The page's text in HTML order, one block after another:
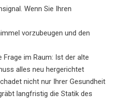
Wenn Sie Ihren
vorzubeugen und den
im Raum: Ist der alte
alles neu hergerichtet
nicht nur Ihrer Gesundheit
langfristig die Statik des